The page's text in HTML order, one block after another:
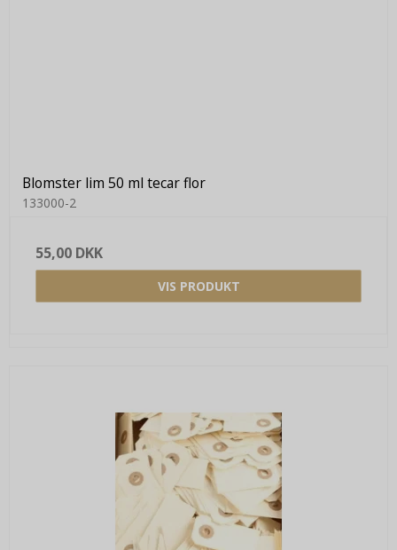
Blomster lim 50 ml tecar flor
133000-2
55,00 DKK
VIS PRODUKT